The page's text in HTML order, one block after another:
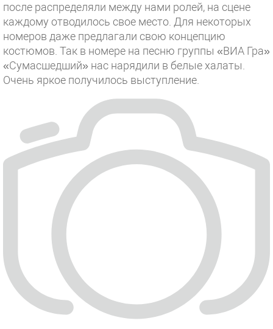
после распределяли между нами ролей, на сцене
каждому отводилось свое место. Для некоторых
номеров даже предлагали свою концепцию
костюмов. Так в номере на песню группы «ВИА Гра»
«Сумасшедший» нас нарядили в белые халаты.
Очень яркое получилось выступление.